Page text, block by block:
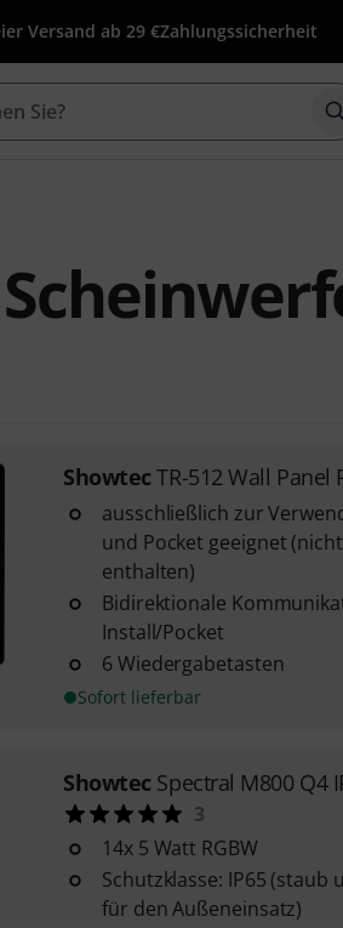
Versand ab 29 €Zahlungssicherheit
ShowtecTR-512 Wall Panel
ausschließlich zur
und Pocket geeignet
enthalten)
Bidirektionale
Install/Pocket
6 Wiedergabetasten
Sofort lieferbar
Showtec Spectral M800 Q4
3
14x 5 Watt RGBW
Schutzklasse: IP65 (staub
für den Außeneinsatz)